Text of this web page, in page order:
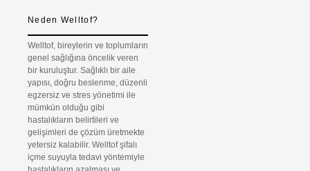
Neden Welltof?
Welltof, bireylerin ve toplumların
genel sağlığına öncelik veren
bir kuruluştur. Sağlıklı bir aile
yapısı, doğru beslenme, düzenli
egzersiz ve stres yönetimi ile
mümkün olduğu gibi
hastalıkların belirtileri ve
gelişimleri de çözüm üretmekte
yetersiz kalabilir. Welltof şifalı
içme suyuyla tedavi yöntemiyle